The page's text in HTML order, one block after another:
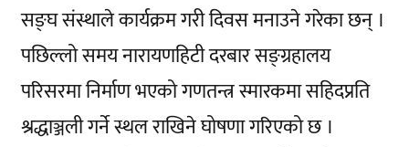
सङ्घ संस्थाले कार्यक्रम गरी दिवस मनाउने गरेका छन् ।
पछिल्लो समय नारायणहिटी दरबार सङ्ग्रहालय
परिसरमा निर्माण भएको गणतन्त्र स्मारकमा सहिदप्रति
श्रद्धाञ्जली गर्ने स्थल राखिने घोषणा गरिएको छ ।